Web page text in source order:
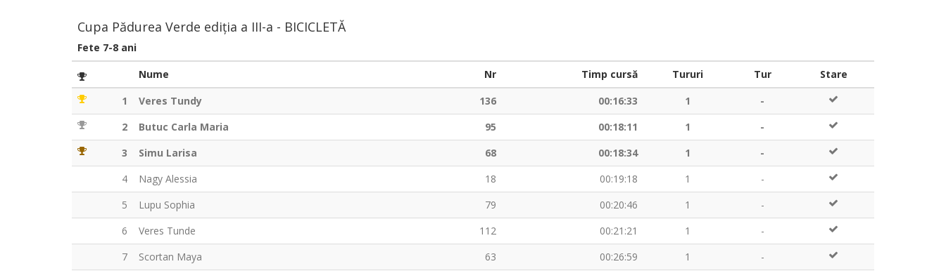
Cupa Pădurea Verde ediția a III-a - BICICLETĂ
Fete 7-8 ani
Nume
Nr Timp cursă Tururi Tur
Stare
1
Veres Tundy 136 00:16:33 1
-
2
Butuc Carla Maria 95 00:18:11 1
-
3
Simu Larisa 68 00:18:34 1
-
4
Nagy Alessia 18 00:19:18 1
-
5
Lupu Sophia 79 00:20:46 1
-
6
Veres Tunde 112 00:21:21 1
-
7
Scortan Maya 63 00:26:59 1
-